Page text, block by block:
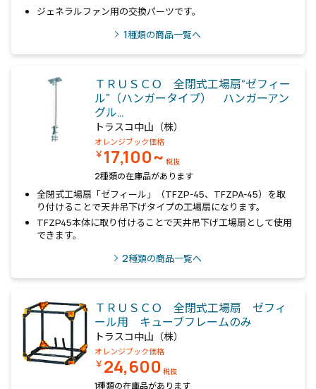
ジェネラルファン用の交換パーツです。
1種類の商品一覧へ
ＴＲＵＳＣＯ 全閉式工場扇“ゼフィー
ル”（ハンガータイプ） ハンガーアン
グル…
トラスコ中山（株）
オレンジブック価格
￥17,100~ 税抜
2種類の在庫品があります
全閉式工場扇「ゼフィール」（TFZP-45、TFZPA-45）を取
り付けることで天井吊下げタイプの工場扇になります。
TFZP45本体に取り付けることで天井吊下げ工場扇として使用
できます。
2種類の商品一覧へ
ＴＲＵＳＣＯ 全閉式工場扇 ゼフィ
ール用 キューブフレームのみ
トラスコ中山（株）
オレンジブック価格
￥24,600 税抜
1種類の在庫品があります